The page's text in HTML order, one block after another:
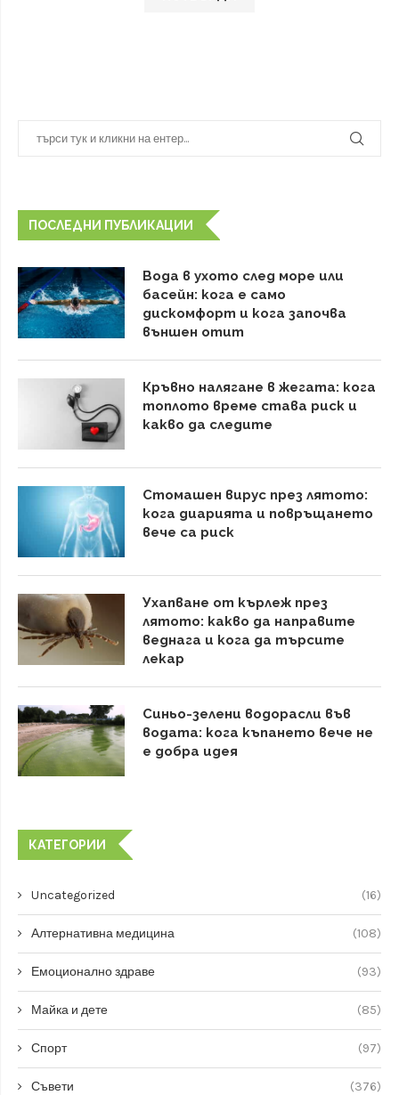
ПОСЛЕДНИ ПУБЛИКАЦИИ
Вода в ухото след море или
басейн: кога е само
дискомфорт и кога започва
външен отит
Кръвно налягане в жегата: кога
топлото време става риск и
какво да следите
Стомашен вирус през лятото:
кога диарията и повръщането
вече са риск
Ухапване от кърлеж през
лятото: какво да направите
веднага и кога да търсите
лекар
Синьо-зелени водорасли във
водата: кога къпането вече не
е добра идея
КАТЕГОРИИ
Uncategorized (16)
Алтернативна медицина (108)
Емоционално здраве (93)
Майка и дете (85)
Спорт (97)
Съвети (376)